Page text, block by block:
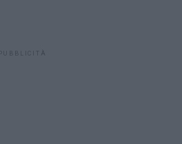
PUBBLICITÀ